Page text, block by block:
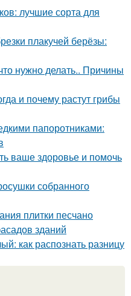
лучшие сорта для
плакучей берёзы:
нужно делать.. Причины
и почему растут грибы
папоротниками:
ваше здоровье и помочь
собранного
плитки песчано
зданий
как распознать разницу